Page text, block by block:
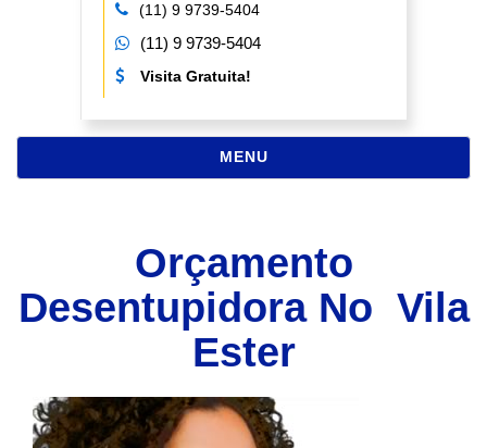
(11) 9 9739-5404
(11) 9 9739-5404
Visita Gratuita!
MENUNAVEGAÇÃO
Orçamento
Desentupidora No Vila
Ester